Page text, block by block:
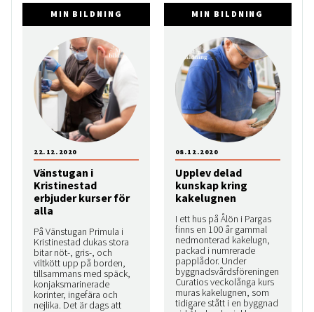
MIN BILDNING
Vänstugan i
Kristinestad
erbjuder kurser för
alla
På Vänstugan Primula i
Kristinestad dukas stora
bitar nöt-, gris-, och
viltkött upp på borden,
tillsammans med späck,
konjaksmarinerade
korinter, ingefära och
nejlika. Det är dags att
22.12.2020
MIN BILDNING
Upplev delad
kunskap kring
kakelugnen
I ett hus på Ålön i Pargas
finns en 100 år gammal
nedmonterad kakelugn,
packad i numrerade
papplådor. Under
byggnadsvårdsföreningen
Curatios veckolånga kurs
muras kakelugnen, som
tidigare stått i en byggnad
08.12.2020